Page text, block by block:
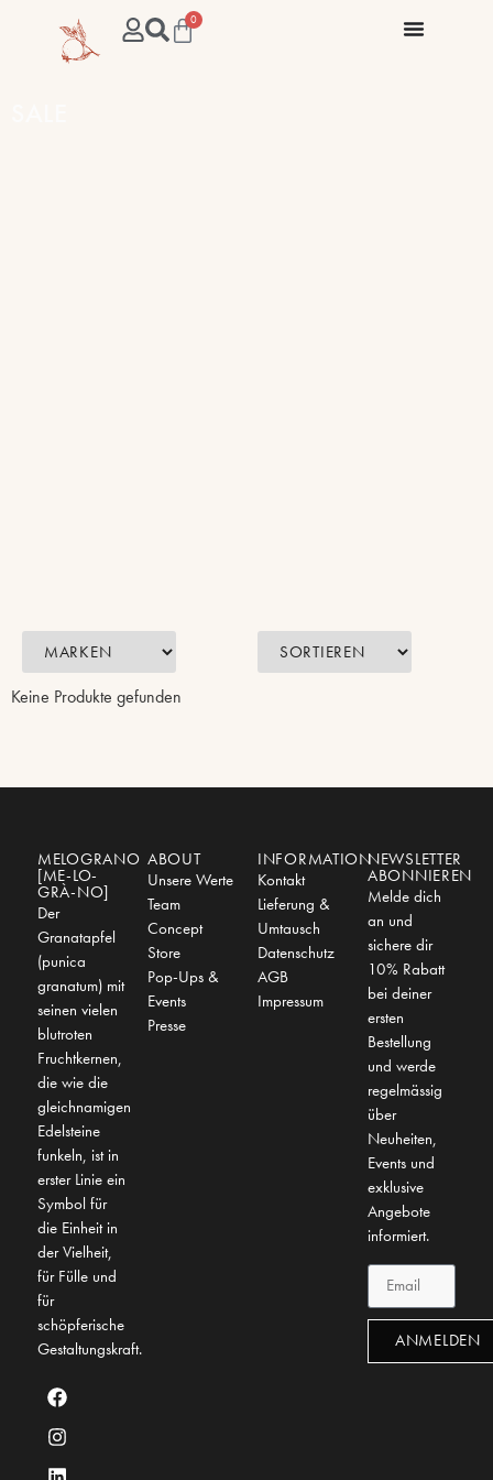
0
Keine Produkte gefunden
MELOGRANO
[ME-LO-
GRÀ-NO]
Der
Granatapfel
(punica
granatum) mit
seinen vielen
blutroten
Fruchtkernen,
die wie die
gleichnamigen
Edelsteine
funkeln, ist in
erster Linie ein
Symbol für
die Einheit in
der Vielheit,
für Fülle und
für
schöpferische
Gestaltungskraft.
ABOUT
Unsere Werte
Team
Concept
Store
Pop-Ups &
Events
Presse
INFORMATION
Kontakt
Lieferung &
Umtausch
Datenschutz
AGB
Impressum
NEWSLETTER
ABONNIEREN
Melde dich
an und
sichere dir
10% Rabatt
bei deiner
ersten
Bestellung
und werde
regelmässig
über
Neuheiten,
Events und
exklusive
Angebote
informiert.
ANMELDEN